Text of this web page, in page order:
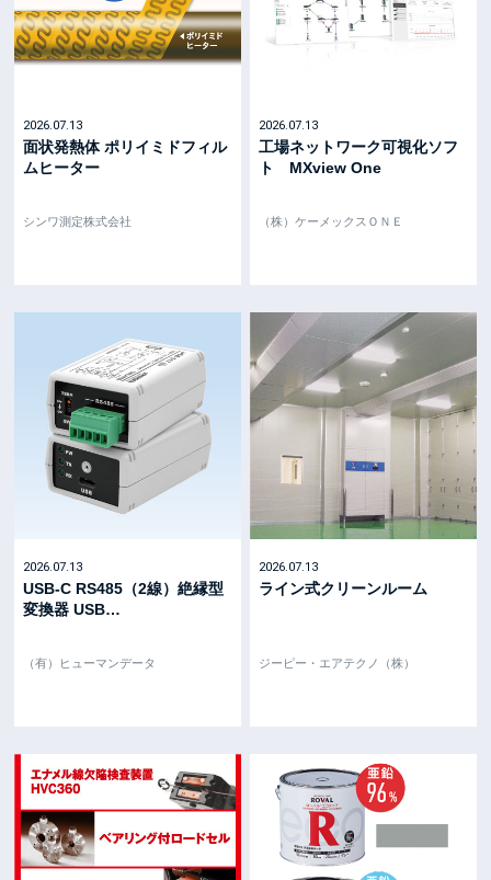
2026.07.13
面状発熱体 ポリイミドフィル
ムヒーター
シンワ測定株式会社
2026.07.13
工場ネットワーク可視化ソフ
ト MXview One
（株）ケーメックスＯＮＥ
2026.07.13
USB-C RS485（2線）絶縁型
変換器 USB…
（有）ヒューマンデータ
2026.07.13
ライン式クリーンルーム
ジーピー・エアテクノ（株）